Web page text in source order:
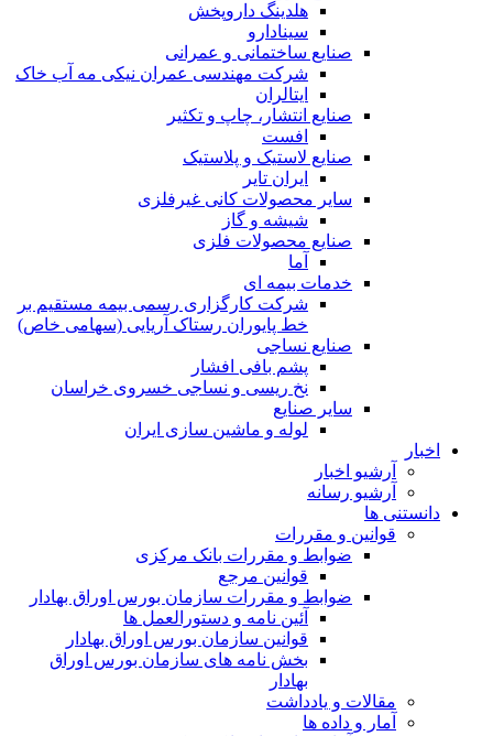
هلدینگ داروپخش
سینادارو
صنایع ساختمانی و عمرانی
شرکت مهندسی عمران نیکی مه آب خاک
ایتالران
صنایع انتشار، چاپ و تکثير
افست
صنایع لاستیک و پلاستیک
ایران تایر
ساير محصولات كانی غيرفلزی
شیشه و گاز
صنایع محصولات فلزی
آما
خدمات بیمه ای
شرکت کارگزاری رسمی بیمه مستقیم بر
خط پایوران رستاک آریایی (سهامی خاص)
صنایع نساجی
پشم بافی افشار
نخ ریسی و نساجی خسروی خراسان
سایر صنایع
لوله و ماشین سازی ایران
اخبار
آرشیو اخبار
آرشیو رسانه
دانستنی ها
قوانین و مقررات
ضوابط و مقررات بانک مرکزی
قوانين مرجع
ضوابط و مقررات سازمان بورس اوراق بهادار
آئین نامه و دستورالعمل ها
قوانین سازمان بورس اوراق بهادار
بخش نامه های سازمان بورس اوراق
بهادار
مقالات و یادداشت
آمار و داده ها